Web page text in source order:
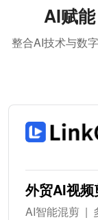
AI赋
整合AI技术与数
外贸AI视
AI智能混剪 |